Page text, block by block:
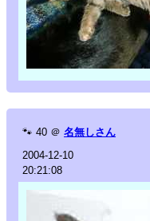
🐾 40 ＠ 名無しさん
2004-12-10
20:21:08